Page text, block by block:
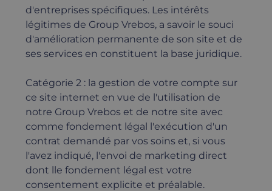
d'entreprises spécifiques. Les intérêts
légitimes de Group Vrebos, a savoir le souci
d'amélioration permanente de son site et de
ses services en constituent la base juridique.
Catégorie 2 : la gestion de votre compte sur
ce site internet en vue de l'utilisation de
notre Group Vrebos et de notre site avec
comme fondement légal l'exécution d'un
contrat demandé par vos soins et, si vous
l'avez indiqué, l'envoi de marketing direct
dont lle fondement légal est votre
consentement explicite et préalable.